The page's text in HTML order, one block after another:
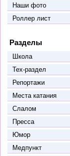
Наши фото
Роллер лист
Разделы
Школа
Тех-раздел
Репортажи
Места катания
Слалом
Пресса
Юмор
Медпункт